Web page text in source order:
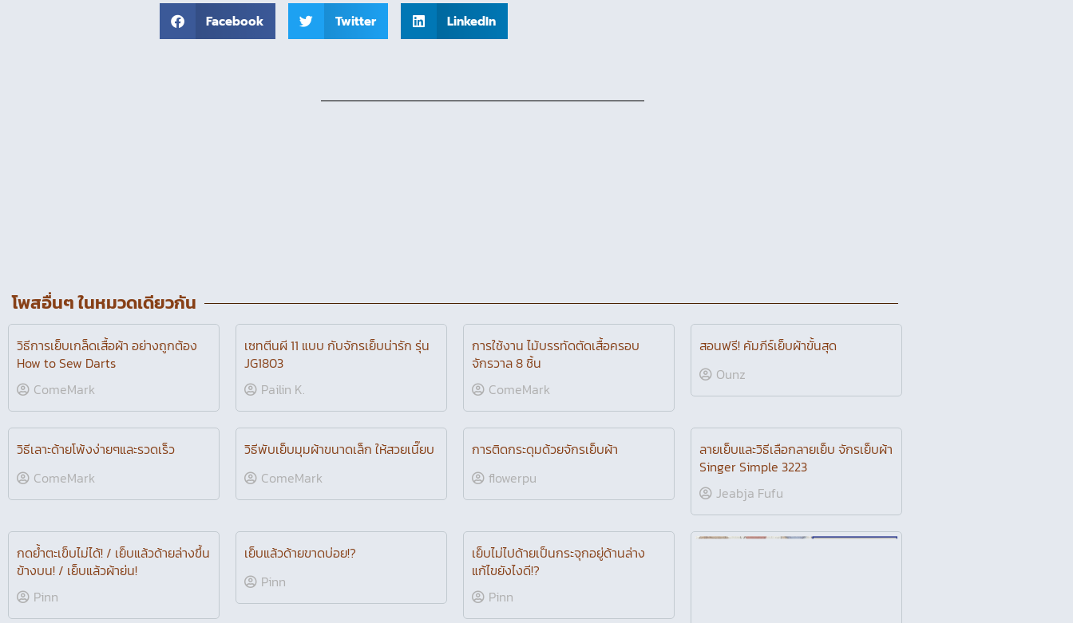
Facebook Twitter LinkedIn
โพสอื่นๆ ในหมวดเดียวกัน
วิธีการเย็บเกล็ดเสื้อผ้า อย่างถูกต้อง
How to Sew Darts
ComeMark
เซทตีนผี 11 แบบ กับจักรเย็บน่ารัก รุ่น
JG1803
Pailin K.
การใช้งาน ไม้บรรทัดตัดเสื้อครอบ
จักรวาล 8 ชิ้น
ComeMark
สอนฟรี! คัมภีร์เย็บผ้าขั้นสุด
Ounz